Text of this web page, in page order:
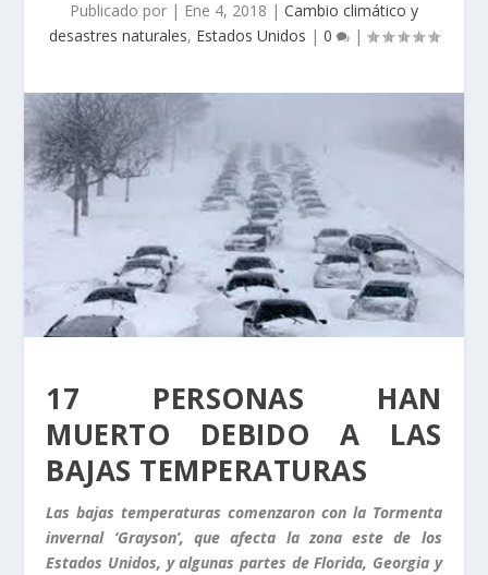
Publicado por | Ene 4, 2018 | Cambio climático y
desastres naturales, Estados Unidos | 0 |
17 PERSONAS HAN
MUERTO DEBIDO A LAS
BAJAS TEMPERATURAS
Las bajas temperaturas comenzaron con la Tormenta
invernal ‘Grayson’, que afecta la zona este de los
Estados Unidos, y algunas partes de Florida, Georgia y